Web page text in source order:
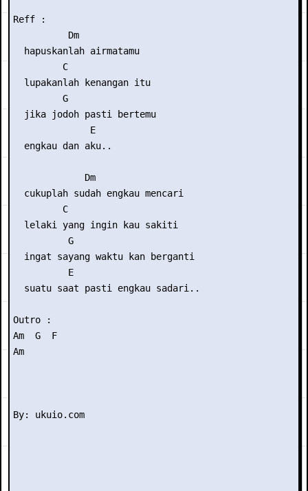
Reff :
          Dm
  hapuskanlah airmatamu
         C
  lupakanlah kenangan itu
         G
  jika jodoh pasti bertemu
              E
  engkau dan aku..
             Dm
  cukuplah sudah engkau mencari
         C
  lelaki yang ingin kau sakiti
          G
  ingat sayang waktu kan berganti
          E
  suatu saat pasti engkau sadari..
Outro :
Am  G  F
Am